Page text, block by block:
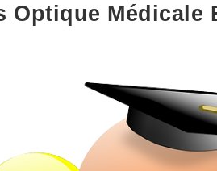
Optique Médicale